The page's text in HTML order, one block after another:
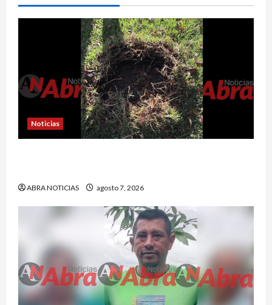
Noticias
ABRA NOTICIAS agosto 7, 2026